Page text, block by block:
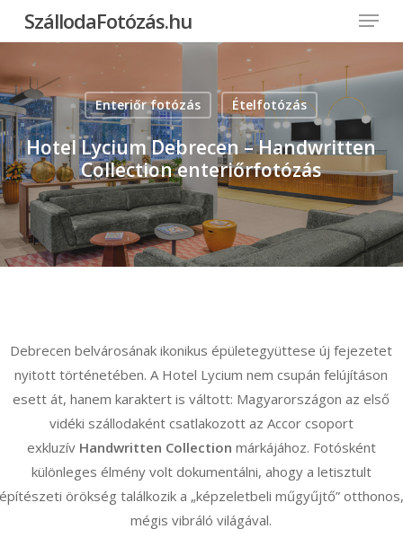
content
SzállodaFotózás.hu Menu
Enteriőr fotózás Ételfotózás
Hotel Lycium Debrecen – Handwritten
Collection enteriőrfotózás
Debrecen belvárosának ikonikus épületegyüttese új fejezetet
nyitott történetében. A Hotel Lycium nem csupán felújításon
esett át, hanem karaktert is váltott: Magyarországon az első
vidéki szállodaként csatlakozott az Accor csoport
exkluzív Handwritten Collection márkájához. Fotósként
különleges élmény volt dokumentálni, ahogy a letisztult
örökség találkozik a „képzeletbeli műgyűjtő” otthonos,
mégis vibráló világával.
Menu